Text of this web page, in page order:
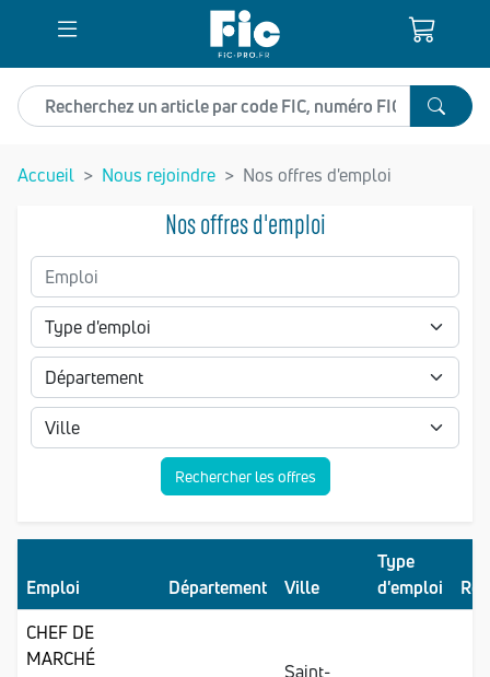
Recherchez un article
Accueil Nous rejoindre Nos offres d'emploi
Nos offres d'emploi
Rechercher les offres
Emploi Département Ville
Type
d'emploi
CHEF DE
MARCHÉ
Saint-